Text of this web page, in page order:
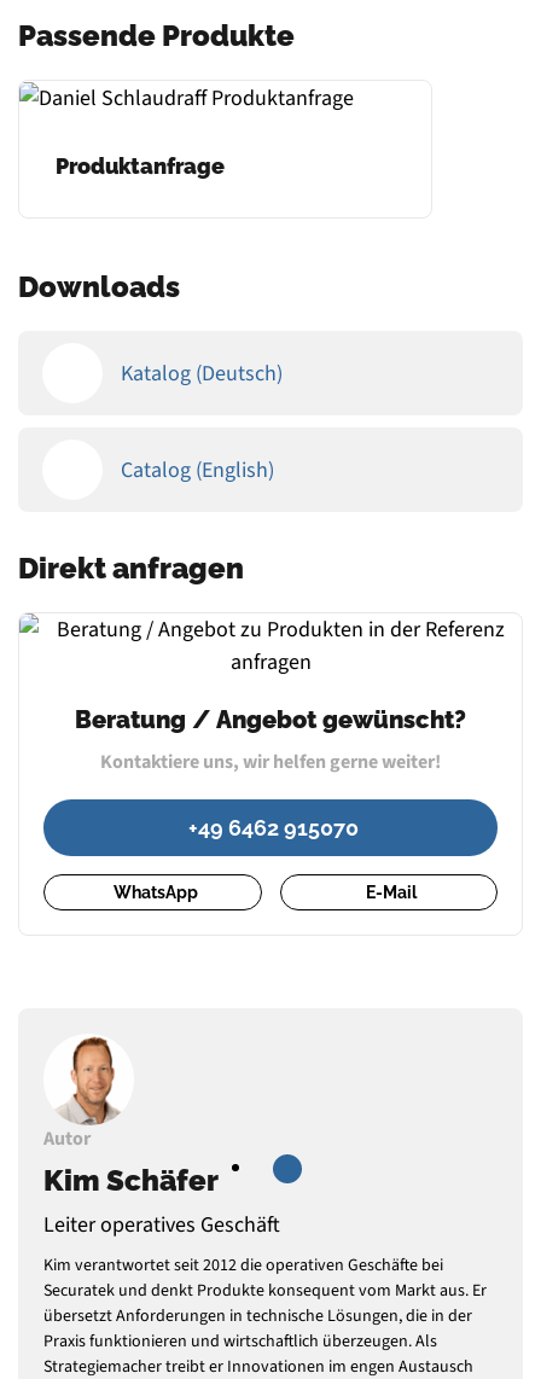
Passende Produkte
Produktanfrage
Downloads
Katalog (Deutsch)
Catalog (English)
Direkt anfragen
Beratung / Angebot gewünscht?
Kontaktiere uns, wir helfen gerne weiter!
+49 6462 915070
WhatsApp E-Mail
Autor
Kim Schäfer
Leiter operatives Geschäft
Kim verantwortet seit 2012 die operativen Geschäfte bei
Securatek und denkt Produkte konsequent vom Markt aus. Er
übersetzt Anforderungen in technische Lösungen, die in der
Praxis funktionieren und wirtschaftlich überzeugen. Als
Strategiemacher treibt er Innovationen im engen Austausch